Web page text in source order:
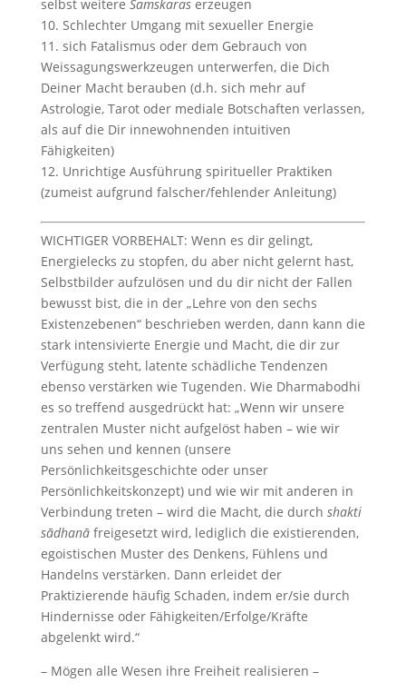
selbst weitere Samskaras erzeugen
10. Schlechter Umgang mit sexueller Energie
11. sich Fatalismus oder dem Gebrauch von
Weissagungswerkzeugen unterwerfen, die Dich
Deiner Macht berauben (d.h. sich mehr auf
Astrologie, Tarot oder mediale Botschaften verlassen,
als auf die Dir innewohnenden intuitiven
Fähigkeiten)
12. Unrichtige Ausführung spiritueller Praktiken
(zumeist aufgrund falscher/fehlender Anleitung)
WICHTIGER VORBEHALT: Wenn es dir gelingt,
Energielecks zu stopfen, du aber nicht gelernt hast,
Selbstbilder aufzulösen und du dir nicht der Fallen
bewusst bist, die in der „Lehre von den sechs
Existenzebenen“ beschrieben werden, dann kann die
stark intensivierte Energie und Macht, die dir zur
Verfügung steht, latente schädliche Tendenzen
ebenso verstärken wie Tugenden. Wie Dharmabodhi
es so treffend ausgedrückt hat: „Wenn wir unsere
zentralen Muster nicht aufgelöst haben – wie wir
uns sehen und kennen (unsere
Persönlichkeitsgeschichte oder unser
Persönlichkeitskonzept) und wie wir mit anderen in
Verbindung treten – wird die Macht, die durch shakti
sādhanā freigesetzt wird, lediglich die existierenden,
egoistischen Muster des Denkens, Fühlens und
Handelns verstärken. Dann erleidet der
Praktizierende häufig Schaden, indem er/sie durch
Hindernisse oder Fähigkeiten/Erfolge/Kräfte
abgelenkt wird.“
– Mögen alle Wesen ihre Freiheit realisieren –